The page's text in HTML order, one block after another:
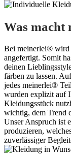
Was macht
Bei meinerlei® wird
angefertigt. Somit
deinen
färben zu lassen.
jedes meinerlei®
wurden explizit auf
Kleidungsstück
wichtig, dem Trend
Unser Anspruch ist
produzieren,
zuverlässiger